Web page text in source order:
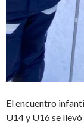
El encuentro
U14 y U16 se